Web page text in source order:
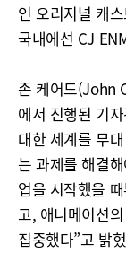
인 오리지널 캐
국내에선 CJ
존 케어드(John
에서 진행된 기
대한 세계를 무
는 과제를 해결
업을 시작했을
고, 애니메이션
집중했다”고 밝